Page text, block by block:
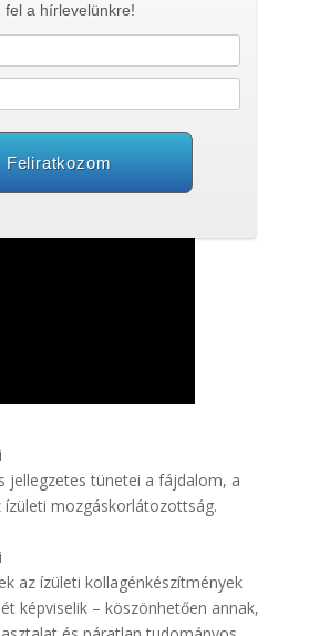
fel a hírlevelünkre!
Feliratkozom
jellegzetes tünetei a fájdalom, a
mozgáskorlátozottság.
az ízületi kollagénkészítmények
képviselik – köszönhetően annak,